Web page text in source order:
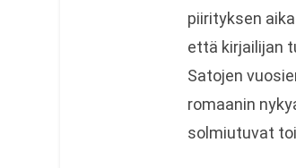
piirityksen
että kirjailijan
Satojen
romaanin
solmiutuvat